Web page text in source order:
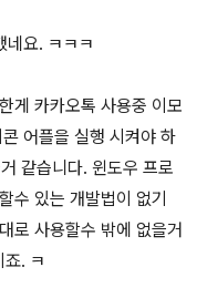
네요. ㅋㅋㅋ
게 카카오톡 사용중 이모
어플을 실행 시켜야 하
같습니다. 윈도우 프로
수 있는 개발법이 없기
로 사용할수 밖에 없을거
. ㅋ